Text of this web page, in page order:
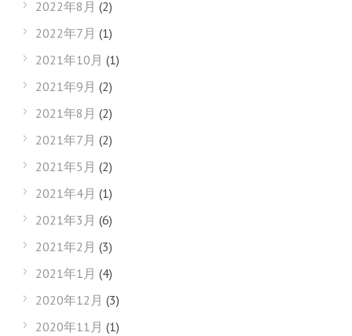
2022年8月 (2)
2022年7月 (1)
2021年10月 (1)
2021年9月 (2)
2021年8月 (2)
2021年7月 (2)
2021年5月 (2)
2021年4月 (1)
2021年3月 (6)
2021年2月 (3)
2021年1月 (4)
2020年12月 (3)
2020年11月 (1)